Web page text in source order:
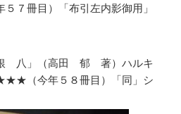
７冊目）「布引左内影御用」
八」（高田 郁 著）ハルキ
（今年５８冊目）「同」シ